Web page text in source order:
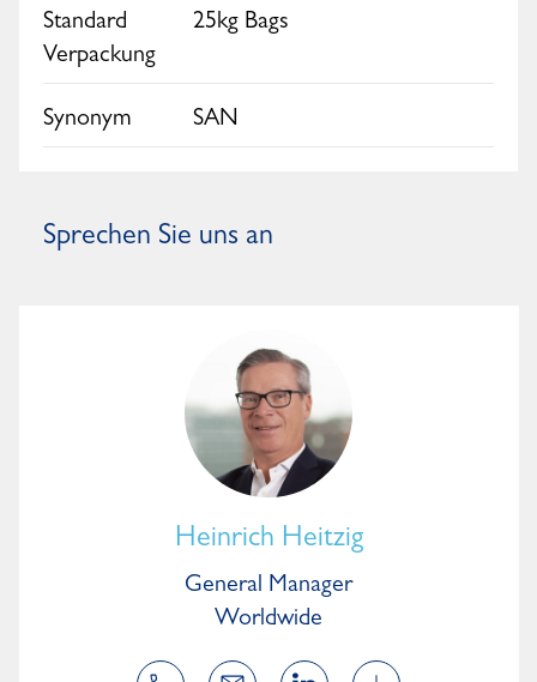
Standard
Verpackung
25kg Bags
Synonym SAN
Sprechen Sie uns an
Heinrich Heitzig
General Manager
Worldwide